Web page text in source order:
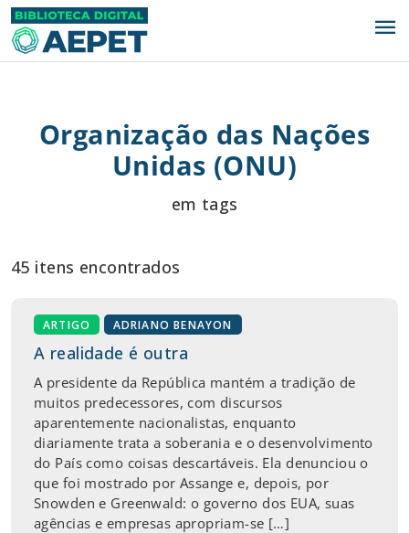
menu
Organização das Nações
Unidas (ONU)
em tags
45 itens encontrados
ARTIGO ADRIANO BENAYON
A realidade é outra
A presidente da República mantém a tradição de
muitos predecessores, com discursos
aparentemente nacionalistas, enquanto
diariamente trata a soberania e o desenvolvimento
do País como coisas descartáveis. Ela denunciou o
que foi mostrado por Assange e, depois, por
Snowden e Greenwald: o governo dos EUA, suas
agências e empresas apropriam-se […]